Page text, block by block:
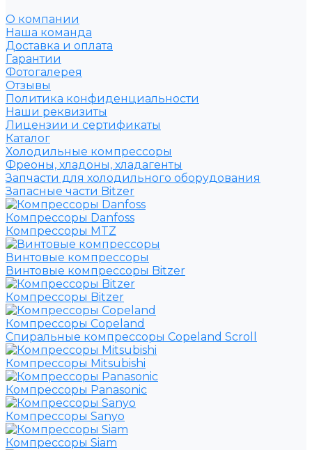
О компании
Наша команда
Доставка и оплата
Гарантии
Фотогалерея
Отзывы
Политика конфиденциальности
Наши реквизиты
Лицензии и сертификаты
Каталог
Холодильные компрессоры
Фреоны, хладоны, хладагенты
Запчасти для холодильного оборудования
Запасные части Bitzer
Компрессоры Danfoss
Компрессоры MTZ
Винтовые компрессоры
Винтовые компрессоры Bitzer
Компрессоры Bitzer
Компрессоры Copeland
Спиральные компрессоры Copeland Scroll
Компрессоры Mitsubishi
Компрессоры Panasonic
Компрессоры Sanyo
Компрессоры Siam